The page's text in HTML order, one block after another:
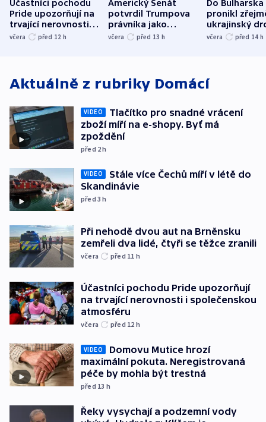
Účastníci pochodu
Pride upozorňují na
trvající nerovnosti i
společenskou
včera před 12 h
Americký Senát
potvrdil Trumpova
právníka jako
ministra
včera před 13 h
Do Bulharska
pronikl
ukrajinský
explodoval
včera před 14 h
Aktuálně z rubriky Domácí
VIDEO
Tlačítko pro snadné vrácení
zboží míří na e-shopy. Byť má
zpoždění
před 2h
VIDEO
Stále více Čechů míří v létě do
Skandinávie
před 3h
Při nehodě dvou aut na Brněnsku
zemřeli dva lidé, čtyři se těžce zranili
včera před 11 h
Účastníci pochodu Pride upozorňují
na trvající nerovnosti i společenskou
atmosféru
včera před 12 h
VIDEO
Domovu Mutice hrozí
maximální pokuta. Neregistrovaná
péče by mohla být trestná
před 13 h
Řeky vysychají a podzemní vody